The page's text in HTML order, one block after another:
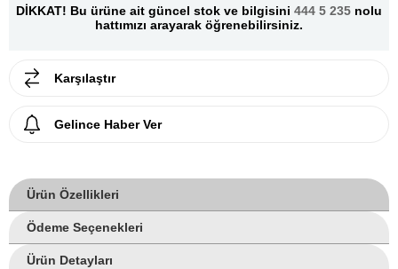
DİKKAT! Bu ürüne ait güncel stok ve bilgisini 444 5 235 nolu
hattımızı arayarak öğrenebilirsiniz.
Karşılaştır
Gelince Haber Ver
Ürün Özellikleri
Ödeme Seçenekleri
Ürün Detayları